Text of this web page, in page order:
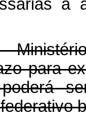
à
para